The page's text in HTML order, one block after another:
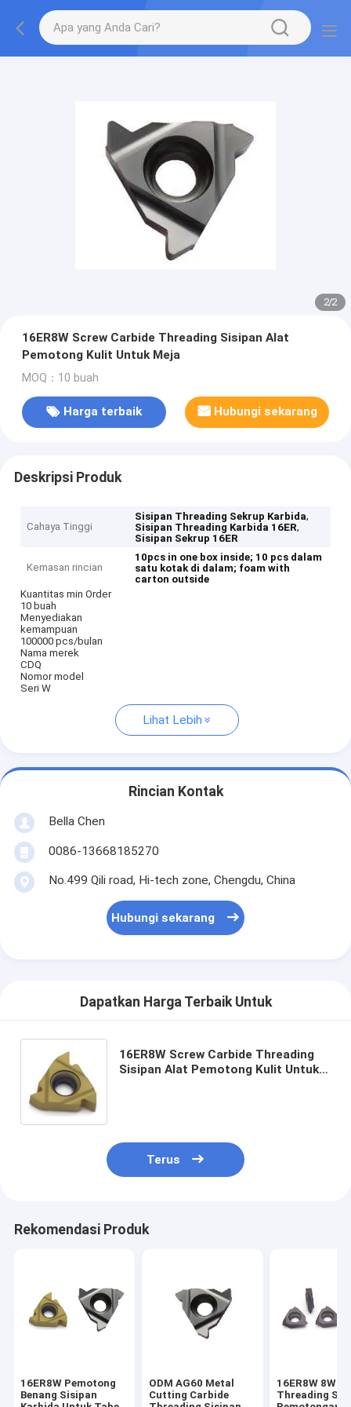
2/2
16ER8W Screw Carbide Threading Sisipan Alat
Pemotong Kulit Untuk Meja
MOQ：10 buah
Harga terbaik Hubungi sekarang
Deskripsi Produk
Cahaya Tinggi
Sisipan Threading Sekrup Karbida,
Sisipan Threading Karbida 16ER,
Sisipan Sekrup 16ER
Kemasan rincian
10pcs in one box inside; 10 pcs dalam
satu kotak di dalam; foam with
carton outside
Kuantitas min Order
10 buah
Menyediakan
kemampuan
100000 pcs/bulan
Nama merek
CDQ
Nomor model
Seri W
Lihat Lebih
Rincian Kontak
Bella Chen
0086-13668185270
No.499 Qili road, Hi-tech zone, Chengdu, China
Hubungi sekarang
Dapatkan Harga Terbaik Untuk
16ER8W Screw Carbide Threading
Sisipan Alat Pemotong Kulit Untuk
Terus
Rekomendasi Produk
16ER8W Pemotong
Benang Sisipan
ODM AG60 Metal
Cutting Carbide
16ER8W 8W
Threading